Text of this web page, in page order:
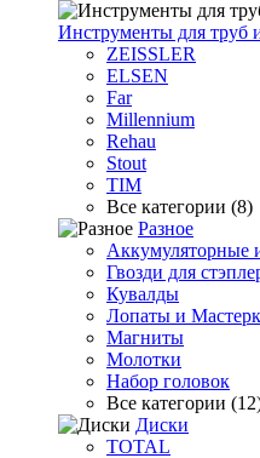
Инструменты для труб
ZEISSLER
ELSEN
Far
Millennium
Rehau
Stout
TIM
Все категории (8)
Разное
Аккумуляторные
Гвозди для
Кувалды
Лопаты и
Магниты
Молотки
Набор головок
Все категории
Диски
TOTAL